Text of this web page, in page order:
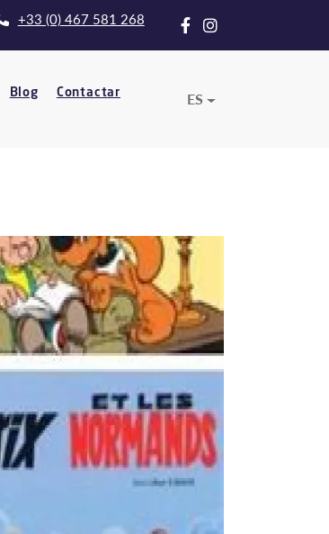
+33 (0) 467 581 268
Blog Contactar ES